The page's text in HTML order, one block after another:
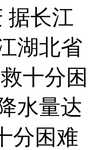
长江
湖北省
十分困
水量达
分困难